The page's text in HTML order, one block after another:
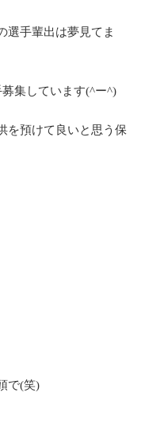
選手輩出は夢見てま
集しています(^ー^)
を預けて良いと思う保
で(笑)